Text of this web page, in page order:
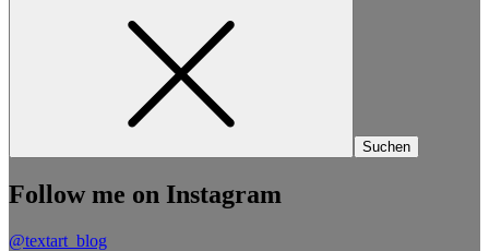
Follow me on Instagram
@textart_blog